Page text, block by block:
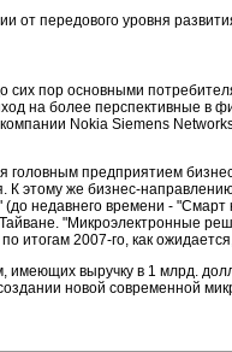
от передового уровня
пор основными
на более перспективные
Nokia Siemens
головным предприятием
этому же бизнес-
недавнего времени -
"Микроэлектронные
итогам 2007-го, как
выручку в 1 млрд.
новой современной